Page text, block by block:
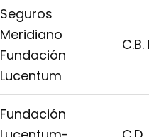
Seguros
Meridiano
Fundación
Lucentum
Fundación